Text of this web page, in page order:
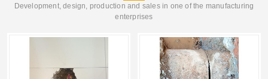
Development, design, production and sales in one of the manufacturing
enterprises